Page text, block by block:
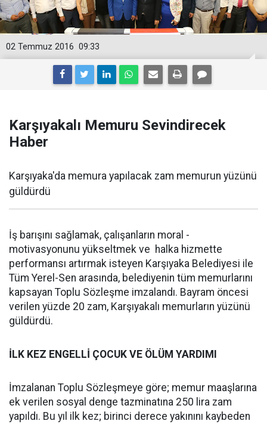
09:33
02 Temmuz 2016
Karşıyakalı Memuru Sevindirecek
Haber
Karşıyaka'da memura yapılacak zam memurun yüzünü
güldürdü
İş barışını sağlamak, çalışanların moral -
motivasyonunu yükseltmek ve halka hizmette
performansı artırmak isteyen Karşıyaka Belediyesi ile
Tüm Yerel-Sen arasında, belediyenin tüm memurlarını
kapsayan Toplu Sözleşme imzalandı. Bayram öncesi
verilen yüzde 20 zam, Karşıyakalı memurların yüzünü
güldürdü.
İLK KEZ ENGELLİ ÇOCUK VE ÖLÜM YARDIMI
İmzalanan Toplu Sözleşmeye göre; memur maaşlarına
ek verilen sosyal denge tazminatına 250 lira zam
yapıldı. Bu yıl ilk kez; birinci derece yakınını kaybeden